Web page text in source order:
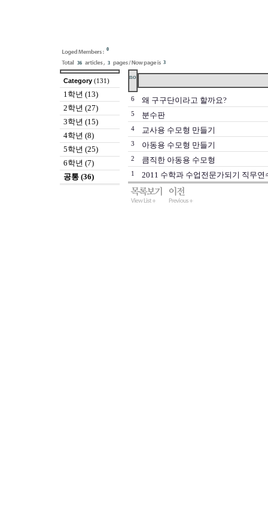
0
36 3 3
Category (131)
1학년 (13)
2학년 (27)
3학년 (15)
4학년 (8)
5학년 (25)
6학년 (7)
공통 (36)
no
6 왜 구구단이라고 할까요?
5 분수판
4 교사용 수모형 만들기
3 아동용 수모형 만들기
2 큼직한 아동용 수모형
1 2011 수학과 수업전문가되기 직무연